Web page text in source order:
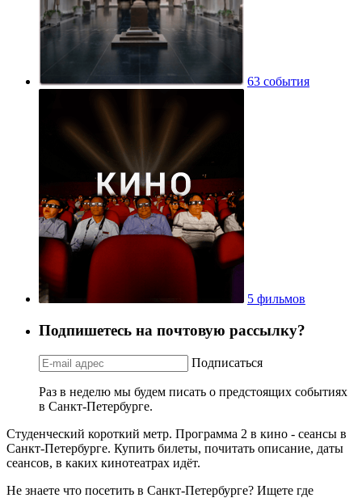
63 события
5 фильмов
Подпишетесь на почтовую рассылку?
Подписаться
Раз в неделю мы будем писать о предстоящих событиях
в Санкт-Петербурге.
Студенческий короткий метр. Программа 2 в кино - сеансы в
Санкт-Петербурге. Купить билеты, почитать описание, даты
сеансов, в каких кинотеатрах идёт.
Не знаете что посетить в Санкт-Петербурге? Ищете где